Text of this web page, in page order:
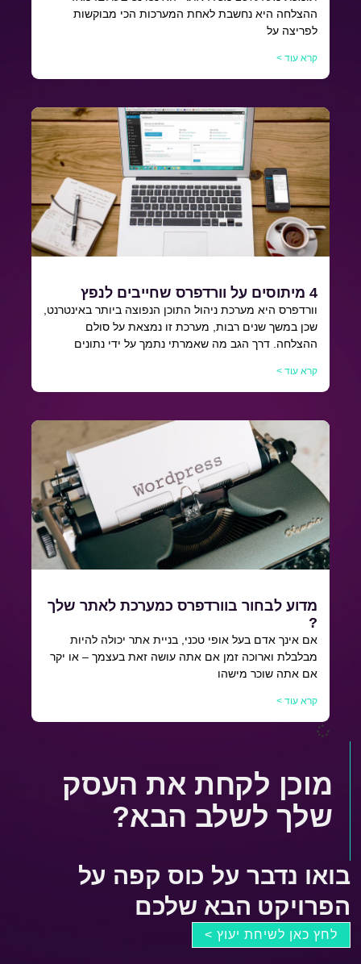
ההצלחה היא נחשבת לאחת המערכות הכי מבוקשות
לפריצה על
קרא עוד >
4 מיתוסים על וורדפרס שחייבים לנפץ
וורדפרס היא מערכת ניהול התוכן הנפוצה ביותר באינטרנט,
שכן במשך שנים רבות, מערכת זו נמצאת על סולם
ההצלחה. דרך הגב מה שאמרתי נתמך על ידי נתונים
קרא עוד >
מדוע לבחור בוורדפרס כמערכת לאתר שלך
?
אם אינך אדם בעל אופי טכני, בניית אתר יכולה להיות
מבלבלת וארוכה זמן אם אתה עושה זאת בעצמך – או יקר
אם אתה שוכר מישהו
קרא עוד >
מוכן לקחת את העסק
שלך לשלב הבא?
בואו נדבר על כוס קפה על
הפרויקט הבא שלכם
לחץ כאן לשיחת יעוץ >